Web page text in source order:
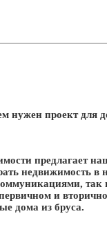
нужен проект для
предлагает
недвижимость в
так
и
дома из бруса.